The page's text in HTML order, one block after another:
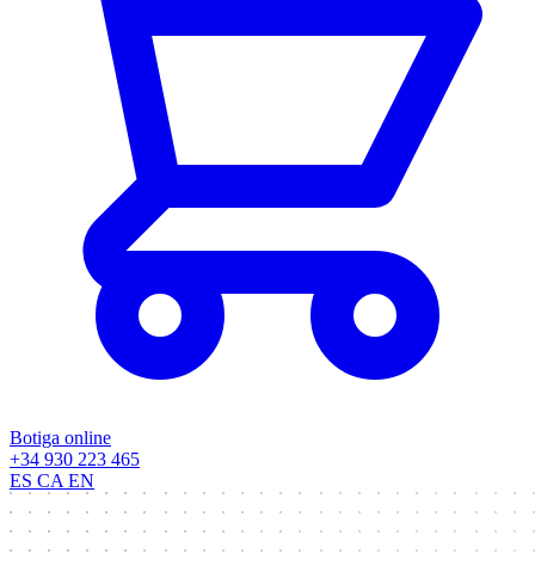
Botiga online
+34 930 223 465
ES CA EN